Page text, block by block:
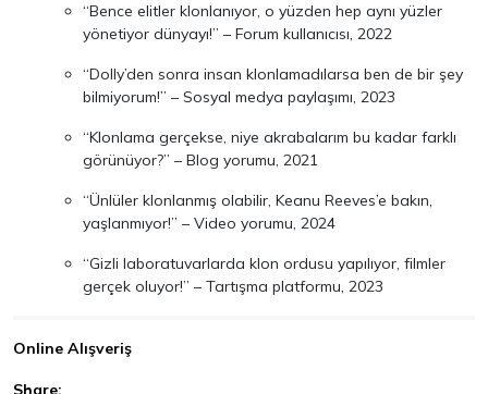
“Bence elitler klonlanıyor, o yüzden hep aynı yüzler
yönetiyor dünyayı!” – Forum kullanıcısı, 2022
“Dolly’den sonra insan klonlamadılarsa ben de bir şey
bilmiyorum!” – Sosyal medya paylaşımı, 2023
“Klonlama gerçekse, niye akrabalarım bu kadar farklı
görünüyor?” – Blog yorumu, 2021
“Ünlüler klonlanmış olabilir, Keanu Reeves’e bakın,
yaşlanmıyor!” – Video yorumu, 2024
“Gizli laboratuvarlarda klon ordusu yapılıyor, filmler
gerçek oluyor!” – Tartışma platformu, 2023
Online Alışveriş
Share: